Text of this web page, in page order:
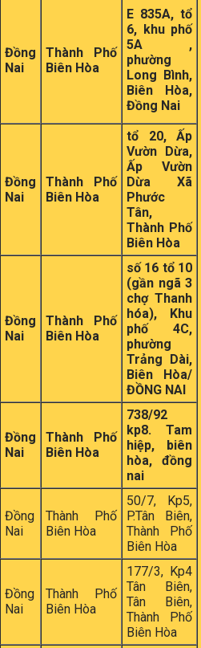
Đồng
Nai
Thành Phố
Biên Hòa
E 835A, tổ
6, khu phố
5A ,
phường
Long Bình,
Biên Hòa,
Đồng Nai
Đồng
Nai
Thành Phố
Biên Hòa
tổ 20, Ấp
Vườn Dừa,
Ấp Vườn
Dừa Xã
Phước
Tân,
Thành Phố
Biên Hòa
Đồng
Nai
Thành Phố
Biên Hòa
số 16 tổ 10
(gần ngã 3
chợ Thanh
hóa), Khu
phố 4C,
phường
Trảng Dài,
Biên Hòa/
ĐỒNG NAI
Đồng
Nai
Thành Phố
Biên Hòa
738/92
kp8. Tam
hiệp, biên
hòa, đồng
nai
Đồng
Nai
Thành Phố
Biên Hòa
50/7, Kp5,
P.Tân Biên,
Thành Phố
Biên Hòa
Đồng
Nai
Thành Phố
Biên Hòa
177/3, Kp4
Tân Biên,
Tân Biên,
Thành Phố
Biên Hòa